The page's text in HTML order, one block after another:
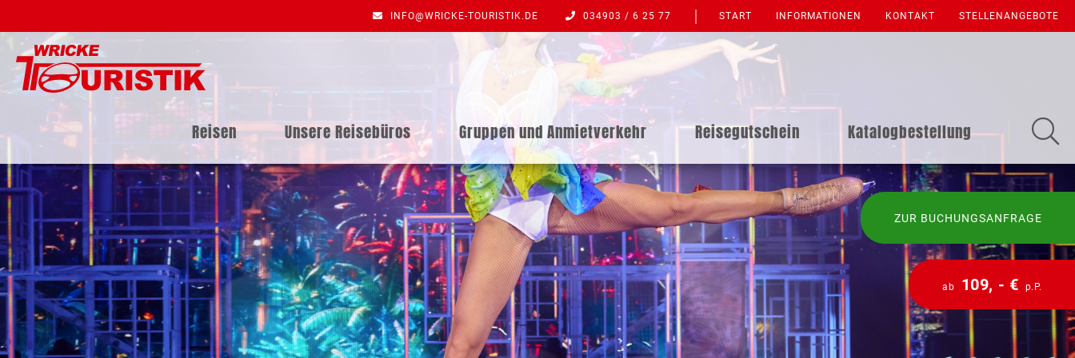
INFO@WRICKE-TOURISTIK.DE 034903 / 6 25 77 START INFORMATIONEN KONTAKT STELLENANGEBOTE
Reisen Unsere Reisebüros Gruppen und Anmietverkehr Reisegutschein Katalogbestellung
ZUR BUCHUNGSANFRAGE
ab 109, - € p.P.